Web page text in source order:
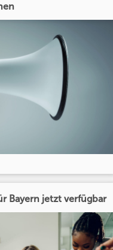
Bayern jetzt verfügbar